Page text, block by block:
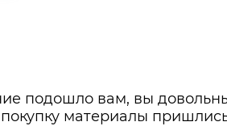
подошло вам, вы
материалы